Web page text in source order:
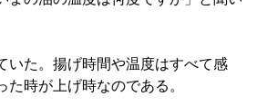
いた。揚げ時間や温度はすべて感
時が上げ時なのである。